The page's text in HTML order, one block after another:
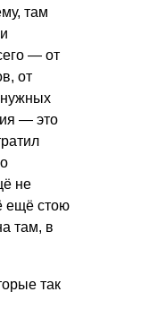
там
— от
от
— это
не
ещё стою
там, в
так